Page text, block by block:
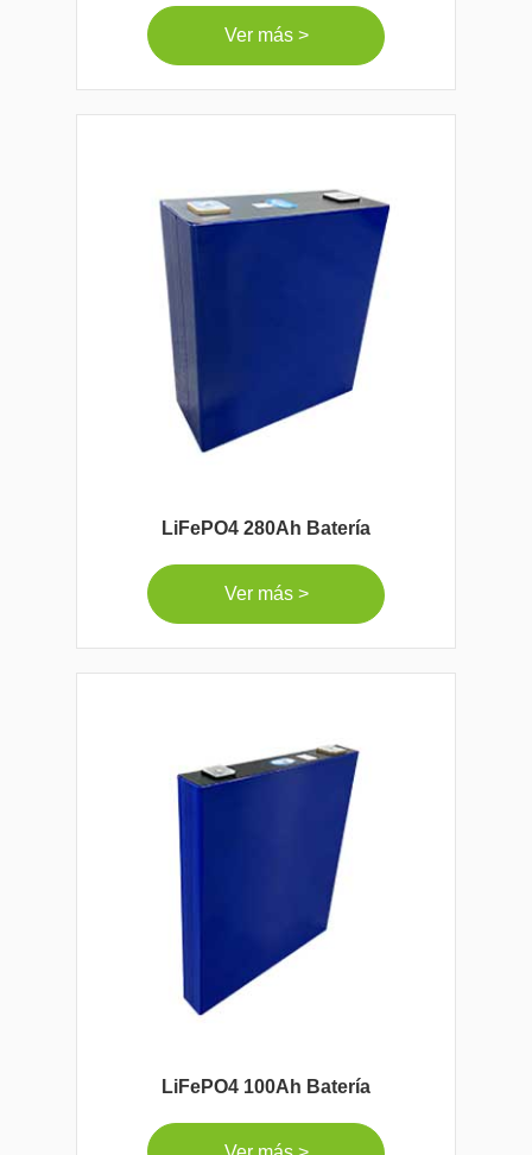
Ver más >
LiFePO4 280Ah Batería
Ver más >
LiFePO4 100Ah Batería